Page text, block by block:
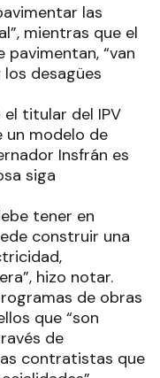
las
mientras que el
“van
desagües
titular del IPV
un modelo de
Insfrán es
siga
tener en
construir una
hizo notar.
de obras
que “son
de
contratistas que